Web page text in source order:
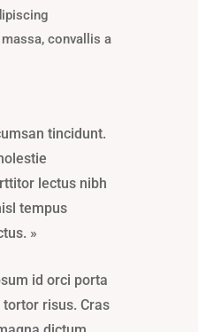
convallis a
tincidunt.
lectus nibh
tempus
»
id orci porta
risus. Cras